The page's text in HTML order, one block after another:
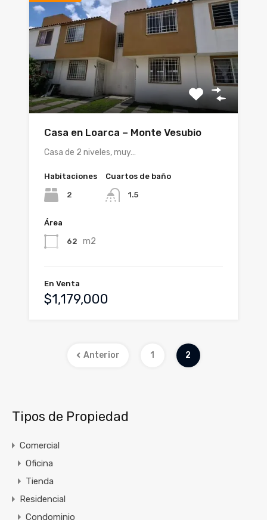
Casa en Loarca – Monte Vesubio
Casa de 2 niveles, muy…
Habitaciones
2
Cuartos de baño
1.5
Área
62 m2
En Venta
$1,179,000
Anterior 1 2
Tipos de Propiedad
Comercial
Oficina
Tienda
Residencial
Condominio